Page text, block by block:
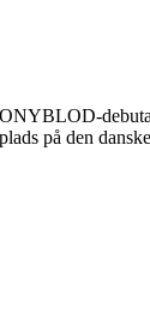
på den danske